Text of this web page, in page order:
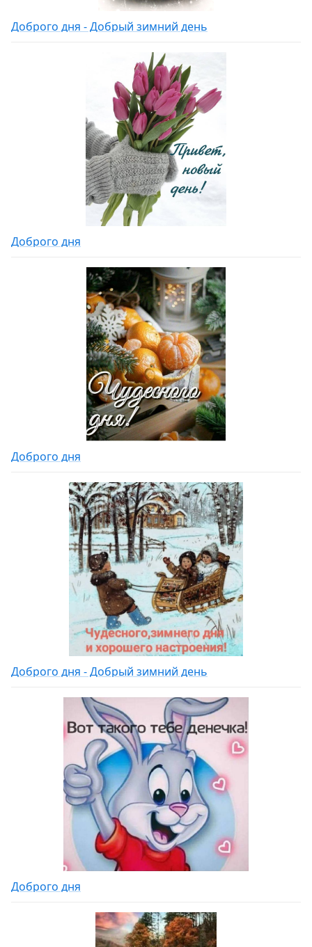
Доброго дня - Добрый зимний день
Доброго дня
Доброго дня
Доброго дня - Добрый зимний день
Доброго дня